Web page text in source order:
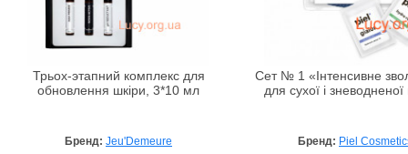
Трьох-этапний комплекс для
обновлення шкіри, 3*10 мл
Бренд: Jeu'Demeure
Сет № 1 «Інтенсивне
для сухої і зневодненої
Бренд: Piel